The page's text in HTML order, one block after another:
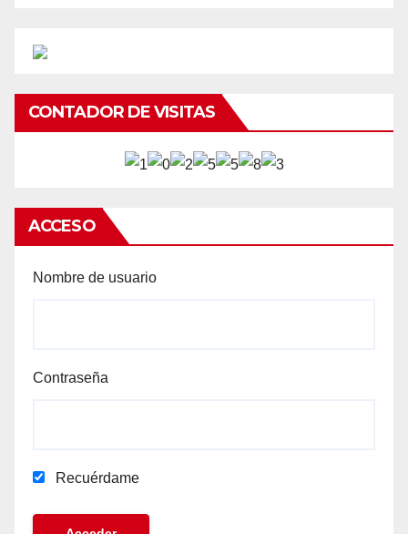
CONTADOR DE VISITAS
ACCESO
Nombre de usuario
Contraseña
Recuérdame